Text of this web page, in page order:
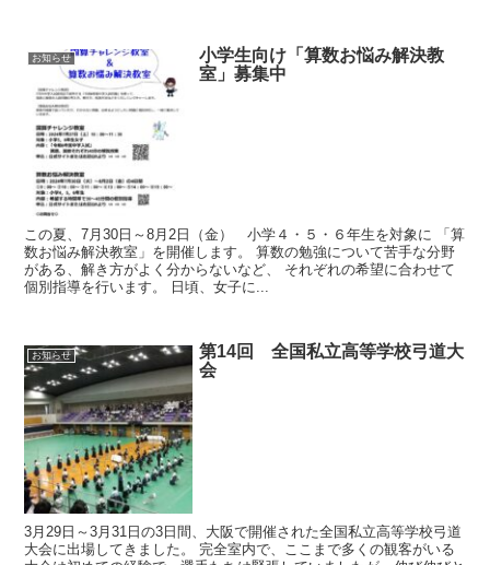
お知らせ
小学生向け「算数お悩み解決教
室」募集中
この夏、7月30日～8月2日（金） 小学４・５・６年生を対象に 「算
数お悩み解決教室」を開催します。 算数の勉強について苦手な分野
がある、解き方がよく分からないなど、 それぞれの希望に合わせて
個別指導を行います。 日頃、女子に...
お知らせ
第14回 全国私立高等学校弓道大
会
3月29日～3月31日の3日間、大阪で開催された全国私立高等学校弓道
大会に出場してきました。 完全室内で、ここまで多くの観客がいる